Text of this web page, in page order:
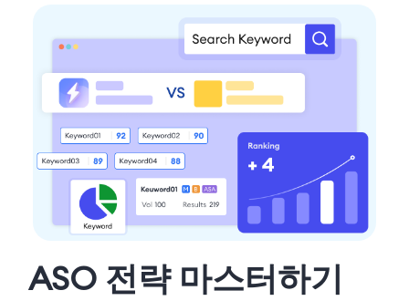
ASO 전략 마스터하기